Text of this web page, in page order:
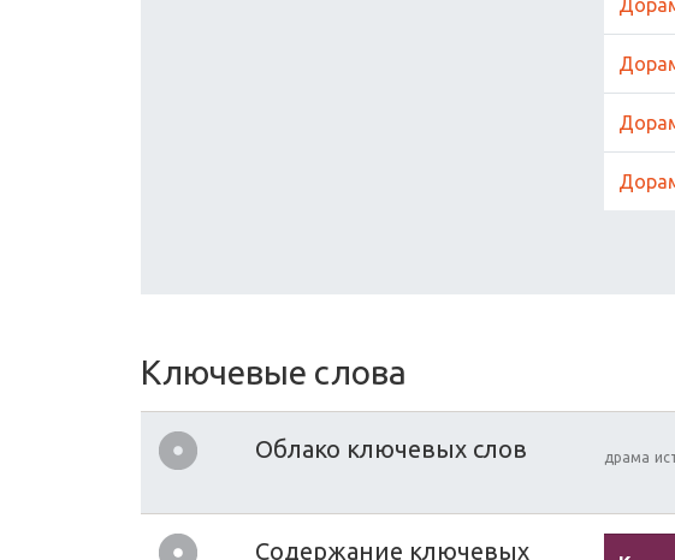
Ключевые слова
Облако ключевых слов драма
Содержание ключевых